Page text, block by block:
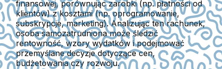
finansowej, porównując zarobki (np. płatności od
klientów) z kosztami (np. oprogramowanie,
subskrypcje, marketing). Analizując ten rachunek,
osoba samozatrudniona może śledzić
rentowność, wzory wydatków i podejmować
przemyślane decyzje dotyczące cen,
budżetowania czy rozwoju.